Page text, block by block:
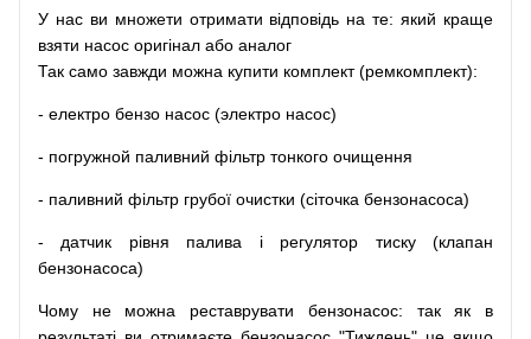
У нас ви множети отримати відповідь на те: який краще
взяти насос оригінал або аналог
Так само завжди можна купити комплект (ремкомплект):
- електро бензо насос (электро насос)
- погружной паливний фільтр тонкого очищення
- паливний фільтр грубої очистки (сіточка бензонасоса)
- датчик рівня палива і регулятор тиску (клапан
бензонасоса)
Чому не можна реставрувати бензонасос: так як
в